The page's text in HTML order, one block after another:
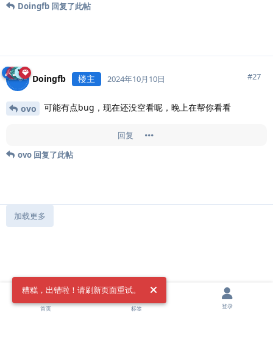
Doingfb 回复了此帖
Doingfb 楼主 2024年10月10日 #27
ovo 可能有点bug，现在还没空看呢，晚上在帮你看看
回复
ovo 回复了此帖
加载更多
糟糕，出错啦！请刷新页面重试。
首页 标签 登录